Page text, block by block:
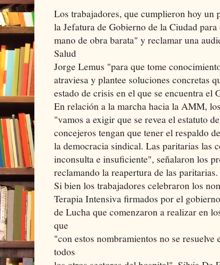
Los trabajadores, que cumplieron hoy un
la Jefatura de Gobierno de la Ciudad
mano de obra barata" y reclamar una
Salud
Jorge Lemus "para que tome
atraviesa y plantee soluciones concretas
estado de crisis en el que se encuentra el
En relación a la marcha hacia la AMM,
"vamos a exigir que se revea el estatuto
concejeros tengan que tener el respaldo
la democracia sindical. Las paritarias las
inconsulta e insuficiente", señalaron los
reclamando la reapertura de las paritarias.
Si bien los trabajadores celebraron los
Terapia Intensiva firmados por el
de Lucha que comenzaron a realizar en
que
"con estos nombramientos no se resuelve
todos